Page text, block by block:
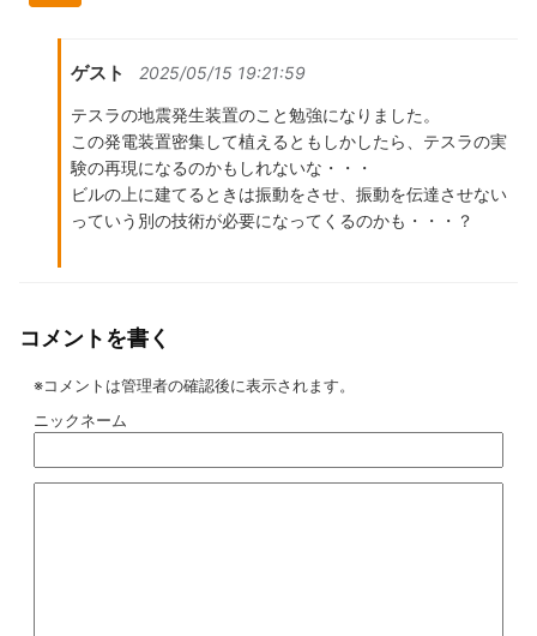
ゲスト 2025/05/15 19:21:59
テスラの地震発生装置のこと勉強になりました。
この発電装置密集して植えるともしかしたら、テスラの実
験の再現になるのかもしれないな・・・
ビルの上に建てるときは振動をさせ、振動を伝達させない
っていう別の技術が必要になってくるのかも・・・？
コメントを書く
※コメントは管理者の確認後に表示されます。
ニックネーム